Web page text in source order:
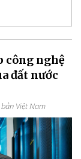
công nghệ
đất nước
Việt Nam